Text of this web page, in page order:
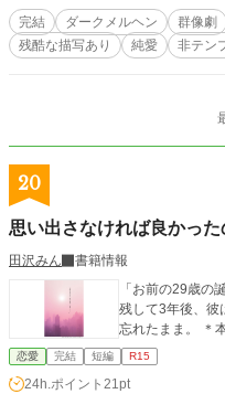
完結 ダークメルヘン 群像劇
残酷な描写あり
純愛 非テン
20
思い出さなければ良かった
田沢みん
書籍情報
「お前の29歳の
残して3年後、彼
忘
恋愛 完結 短編 R15
24h.ポイント 21pt